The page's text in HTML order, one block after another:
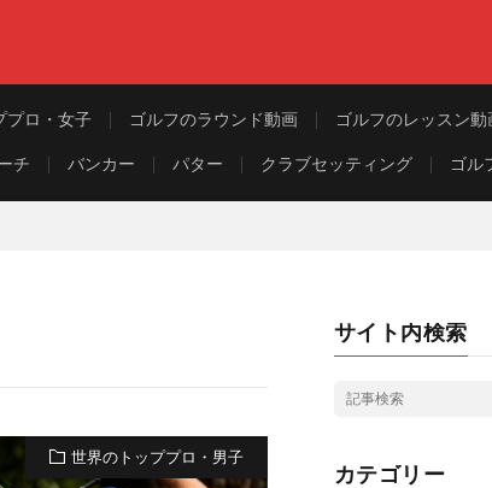
プロ・女子 ゴルフのラウンド動画 ゴルフのレッスン動
チ バンカー パター クラブセッティング ゴル
世界のトッププロ・男子
サイト内検索
カテゴリー